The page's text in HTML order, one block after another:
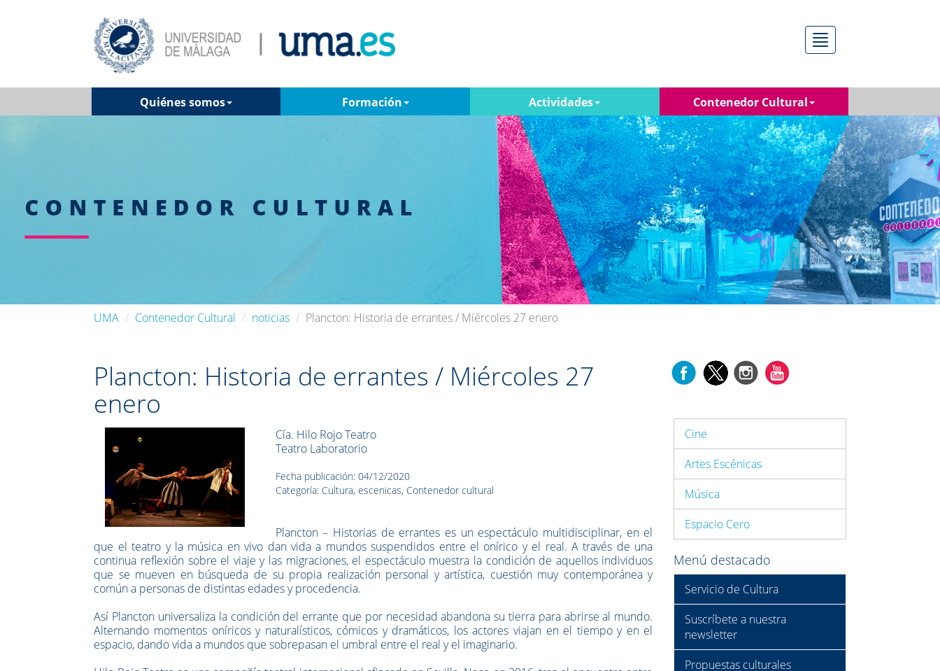
Menú
Quiénes somos Formación Actividades Contenedor Cultural
UMA Contenedor Cultural noticias Plancton: Historia de errantes / Miércoles 27 enero
Plancton: Historia de errantes / Miércoles 27
enero
Cía. Hilo Rojo Teatro
Teatro Laboratorio
Fecha publicación: 04/12/2020
Categoría: Cultura, escenicas, Contenedor cultural
Plancton – Historias de errantes es un espectáculo multidisciplinar, en el
que el teatro y la música en vivo dan vida a mundos suspendidos entre el onírico y el real. A través de una
continua reflexión sobre el viaje y las migraciones, el espectáculo muestra la condición de aquellos individuos
que se mueven en búsqueda de su propia realización personal y artística, cuestión muy contemporánea y
común a personas de distintas edades y procedencia.
Así Plancton universaliza la condición del errante que por necesidad abandona su tierra para abrirse al mundo.
Alternando momentos oníricos y naturalísticos, cómicos y dramáticos, los actores viajan en el tiempo y en el
espacio, dando vida a mundos que sobrepasan el umbral entre el real y el imaginario.
Cine
Artes Escénicas
Música
Espacio Cero
Menú destacado
Servicio de Cultura
Suscríbete a nuestra
newsletter
Propuestas culturales